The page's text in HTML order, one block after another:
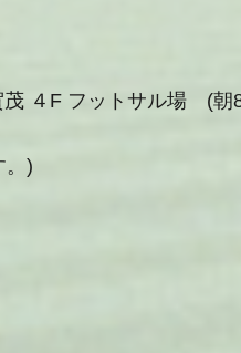
茂 ４F フットサル場 (朝
。)